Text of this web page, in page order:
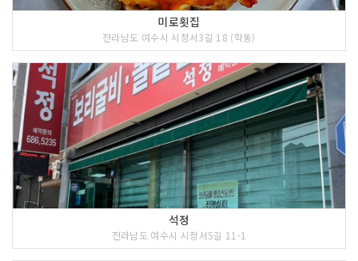
미로횟집
전라남도 여수시 시청서3길 18 (학동)
석정
전라남도 여수시 시청서5길 11-1